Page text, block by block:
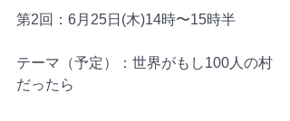
第2回：6月25日(木)14時〜15時半
テーマ（予定）：世界がもし100人の村
だったら